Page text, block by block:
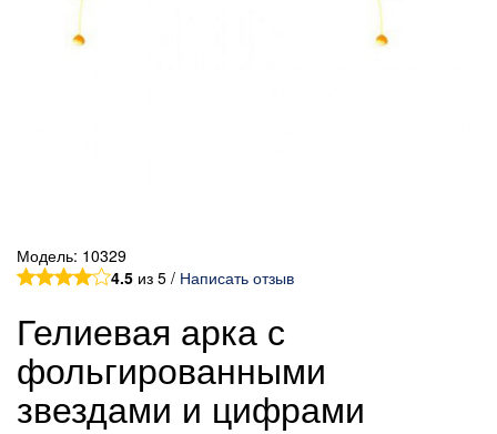
Модель: 10329
4.5 из 5 / Написать отзыв
Гелиевая арка с
фольгированными
звездами и цифрами